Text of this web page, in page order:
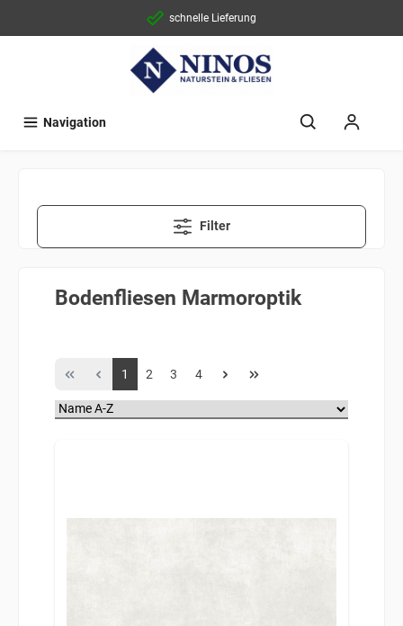
schnelle Lieferung
Navigation
Filter
Bodenfliesen Marmoroptik
1 2 3 4